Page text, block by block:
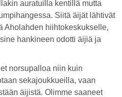
auratuilla kentillä mutta
Siitä äijät lähtivät
Aholahden hiihtokeskukselle,
hankineen odotti äijiä ja
norsupalloa niin kuin
sekajoukkueilla, vaan
äijistä. Olimme saaneet